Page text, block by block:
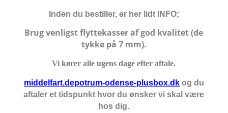
Inden du bestiller, er her lidt INFO;
Brug venligst flyttekasser af god kvalitet (de
tykke på 7 mm).
Vi kører alle ugens dage efter aftale.
middelfart.depotrum-odense-plusbox.dkog du
aftaler et tidspunkt hvor du ønsker vi skal være
hos dig.